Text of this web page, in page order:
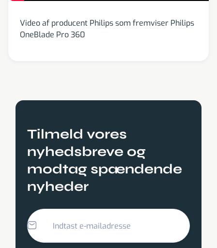
Video af producent Philips som fremviser Philips
OneBlade Pro 360
Tilmeld vores
nyhedsbreve og
modtag spændende
nyheder